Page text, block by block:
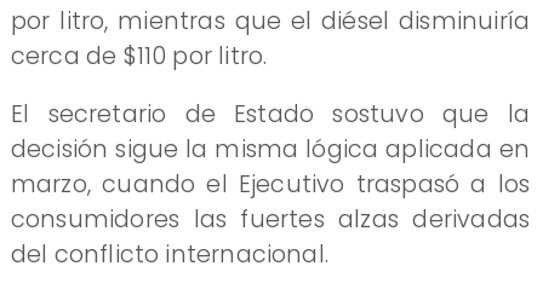
por litro, mientras que el diésel disminuiría
cerca de $110 por litro.
El secretario de Estado sostuvo que la
decisión sigue la misma lógica aplicada en
marzo, cuando el Ejecutivo traspasó a los
consumidores las fuertes alzas derivadas
del conflicto internacional.